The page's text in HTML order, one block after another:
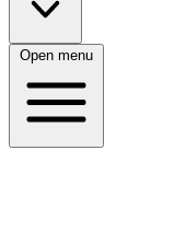
Open menu